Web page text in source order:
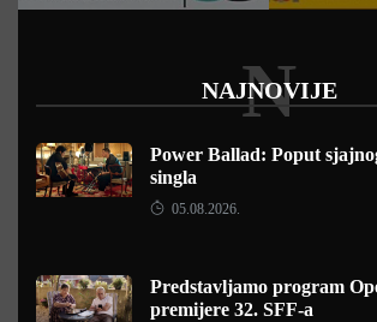
NAJNOVIJE
N
Power Ballad: Poput
singla
05.08.2026.
Predstavljamo program
premijere 32. SFF-a